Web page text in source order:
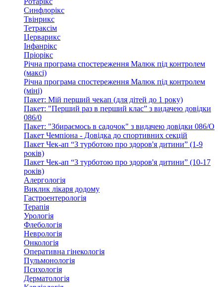
Синфлорікс
Твінрикс
Тетраксім
Церварикс
Інфанрікс
Пріорікс
Річна програма спостереження Малюк під контролем
(максі)
Річна програма спостереження Малюк під контролем
(міні)
Пакет: Мій перший чекап (для дітей до 1 року)
Пакет: "Перший раз в перший клас” з видачею довідки
086/0
Пакет: "Збираємось в садочок" з видачею довідки 086/О
Пакет Чемпіона - Довідка до спортивних секцій
Пакет Чек-ап “З турботою про здоров'я дитини” (1-9
років)
Пакет Чек-ап “З турботою про здоров'я дитини” (10-17
років)
Алергологія
Виклик лікаря додому
Гастроентерологія
Терапія
Урологія
Флебологія
Неврологія
Онкологія
Оперативна гінекологія
Пульмонологія
Психологія
Дерматологія